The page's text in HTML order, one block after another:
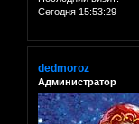
Сегодня 15:53:29
dedmoroz
Администратор